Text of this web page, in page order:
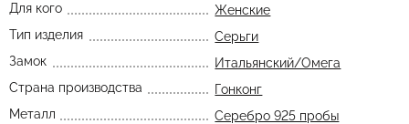
Для кого
Женские
Тип изделия
Серьги
Замок
Итальянский/Омега
Страна производства
Гонконг
Металл
Серебро 925 пробы